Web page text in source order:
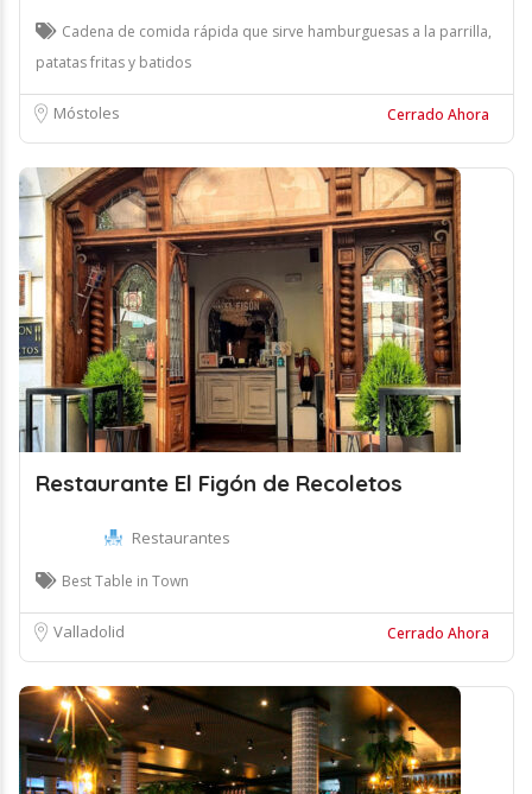
Cadena de comida rápida que sirve hamburguesas a la parrilla,
patatas fritas y batidos
Móstoles Cerrado Ahora
Restaurante El Figón de Recoletos
Restaurantes
Best Table in Town
Valladolid Cerrado Ahora